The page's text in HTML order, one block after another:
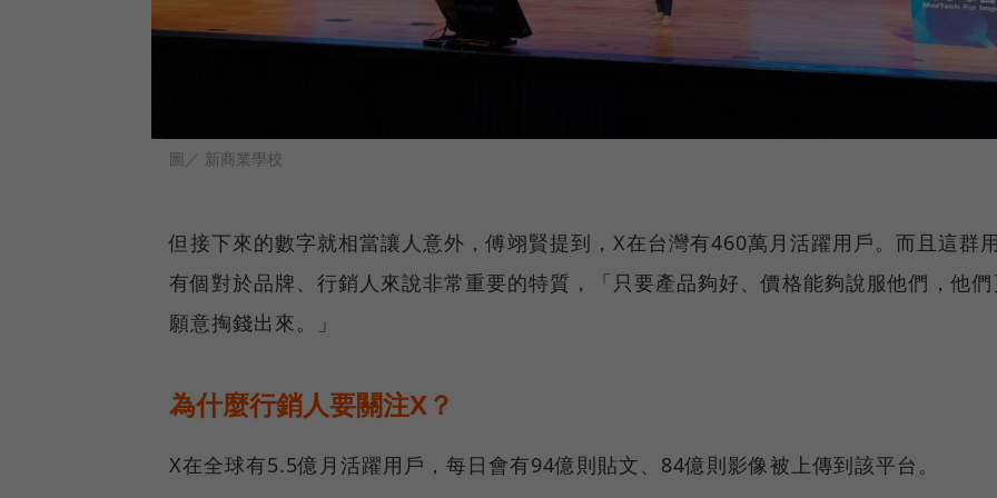
圖／ 新商業學校
但接下來的數字就相當讓人意外，傅翊賢提到，X在台灣有460萬月活躍用戶。而且這群
有個對於品牌、行銷人來說非常重要的特質，「只要產品夠好、價格能夠說服他們，他
願意掏錢出來。」
為什麼行銷人要關注X？
X在全球有5.5億月活躍用戶，每日會有94億則貼文、84億則影像被上傳到該平台。